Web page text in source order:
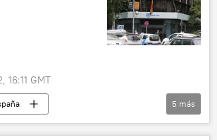
16:11 GMT
Isabel Díaz Ayuso
5 más